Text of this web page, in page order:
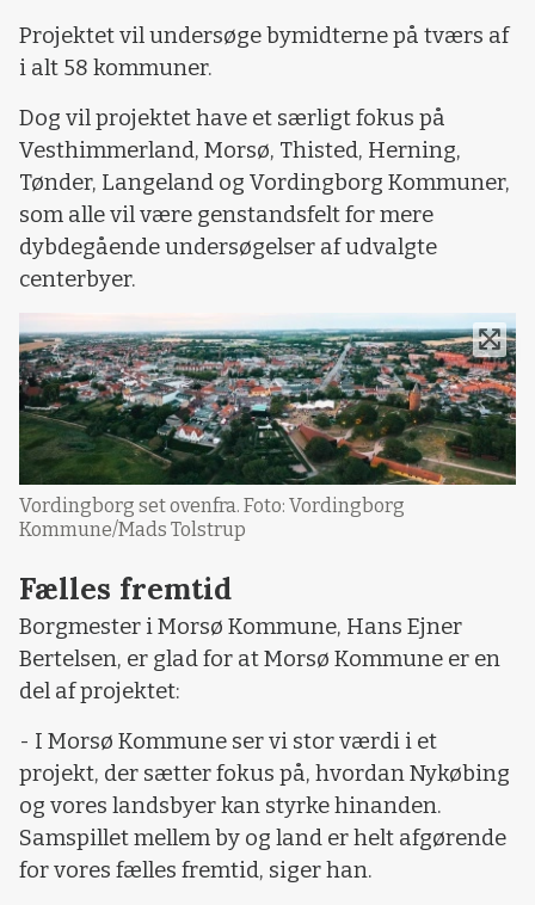
Projektet vil undersøge bymidterne på tværs af
i alt 58 kommuner.
Dog vil projektet have et særligt fokus på
Vesthimmerland, Morsø, Thisted, Herning,
Tønder, Langeland og Vordingborg Kommuner,
som alle vil være genstandsfelt for mere
dybdegående undersøgelser af udvalgte
centerbyer.
Vordingborg set ovenfra. Foto: Vordingborg
Kommune/Mads Tolstrup
Fælles fremtid
Borgmester i Morsø Kommune, Hans Ejner
Bertelsen, er glad for at Morsø Kommune er en
del af projektet:
- I Morsø Kommune ser vi stor værdi i et
projekt, der sætter fokus på, hvordan Nykøbing
og vores landsbyer kan styrke hinanden.
Samspillet mellem by og land er helt afgørende
for vores fælles fremtid, siger han.